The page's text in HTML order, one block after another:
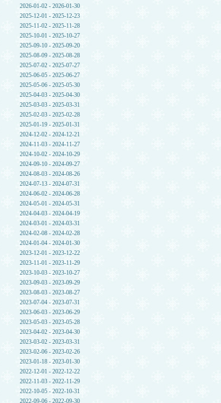
2026-01-02 - 2026-01-30
2025-12-01 - 2025-12-23
2025-11-02 - 2025-11-28
2025-10-01 - 2025-10-27
2025-09-10 - 2025-09-20
2025-08-09 - 2025-08-28
2025-07-02 - 2025-07-27
2025-06-05 - 2025-06-27
2025-05-06 - 2025-05-30
2025-04-03 - 2025-04-30
2025-03-03 - 2025-03-31
2025-02-03 - 2025-02-28
2025-01-19 - 2025-01-31
2024-12-02 - 2024-12-21
2024-11-03 - 2024-11-27
2024-10-02 - 2024-10-29
2024-09-10 - 2024-09-27
2024-08-03 - 2024-08-26
2024-07-13 - 2024-07-31
2024-06-02 - 2024-06-28
2024-05-01 - 2024-05-31
2024-04-03 - 2024-04-19
2024-03-01 - 2024-03-31
2024-02-08 - 2024-02-28
2024-01-04 - 2024-01-30
2023-12-01 - 2023-12-22
2023-11-01 - 2023-11-29
2023-10-03 - 2023-10-27
2023-09-03 - 2023-09-29
2023-08-03 - 2023-08-27
2023-07-04 - 2023-07-31
2023-06-03 - 2023-06-29
2023-05-03 - 2023-05-28
2023-04-02 - 2023-04-30
2023-03-02 - 2023-03-31
2023-02-06 - 2023-02-26
2023-01-18 - 2023-01-30
2022-12-01 - 2022-12-22
2022-11-03 - 2022-11-29
2022-10-05 - 2022-10-31
2022-09-06 - 2022-09-30